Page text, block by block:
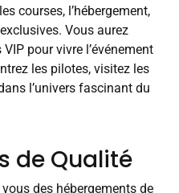
courses, l’hébergement,
Vous aurez
pour vivre l’événement
les pilotes, visitez les
l’univers fascinant du
de Qualité
des hébergements de